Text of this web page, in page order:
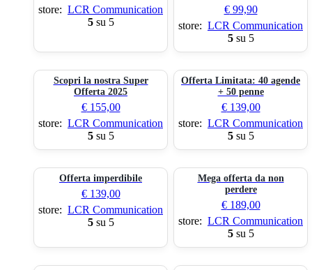
store: LCR Communication
5su 5
€99,90
store: LCR Communication
5su 5
Scopri la nostra Super
Offerta 2025
€155,00
store: LCR Communication
5su 5
Offerta Limitata: 40 agende
+ 50 penne
€139,00
store: LCR Communication
5su 5
Offerta imperdibile
€139,00
store: LCR Communication
5su 5
Mega offerta da non
perdere
€189,00
store: LCR Communication
5su 5